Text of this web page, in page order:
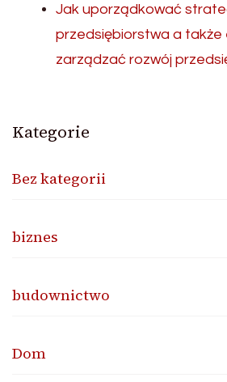
Jak uporządkować
przedsiębiorstwa a także
zarządzać rozwój
Kategorie
Bez kategorii
biznes
budownictwo
Dom